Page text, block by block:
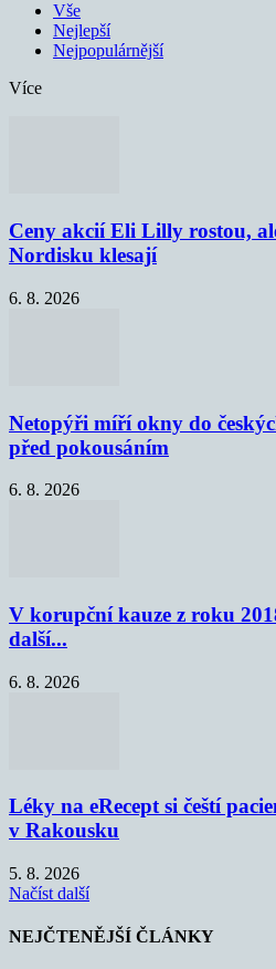
Vše
Nejlepší
Nejpopulárnější
Více
Ceny akcií Eli Lilly rostou,
Nordisku klesají
6. 8. 2026
Netopýři míří okny do
před pokousáním
6. 8. 2026
V korupční kauze z roku
další...
6. 8. 2026
Léky na eRecept si čeští
v Rakousku
5. 8. 2026
Načíst další
NEJČTENĚJŠÍ ČLÁNKY